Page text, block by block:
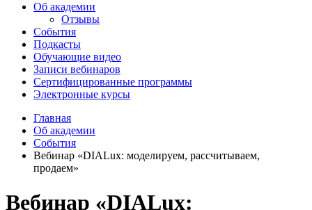
Об академии
Отзывы
События
Подкасты
Обучающие видео
Записи вебинаров
Сертифицированные программы
Электронные курсы
Главная
Об академии
События
Вебинар «DIALux: моделируем, рассчитываем,
продаем»
Вебинар «DIALux: